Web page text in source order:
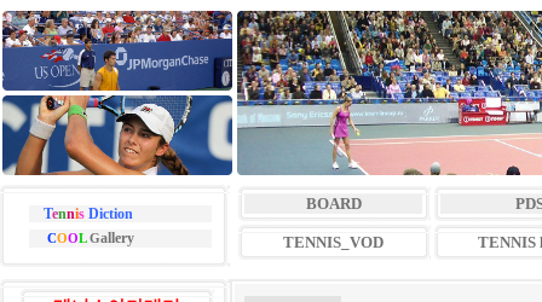
TennisDiction
COOLGallery
BOARD
TENNIS_VOD TENNIS